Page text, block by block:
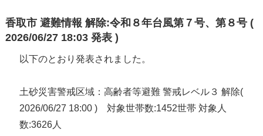
香取市 避難情報 解除:令和８年台風第７号、第８号 (
2026/06/27 18:03 発表 )
以下のとおり発表されました。
土砂災害警戒区域：高齢者等避難 警戒レベル３ 解除(
2026/06/27 18:00 ) 対象世帯数:1452世帯 対象人
数:3626人